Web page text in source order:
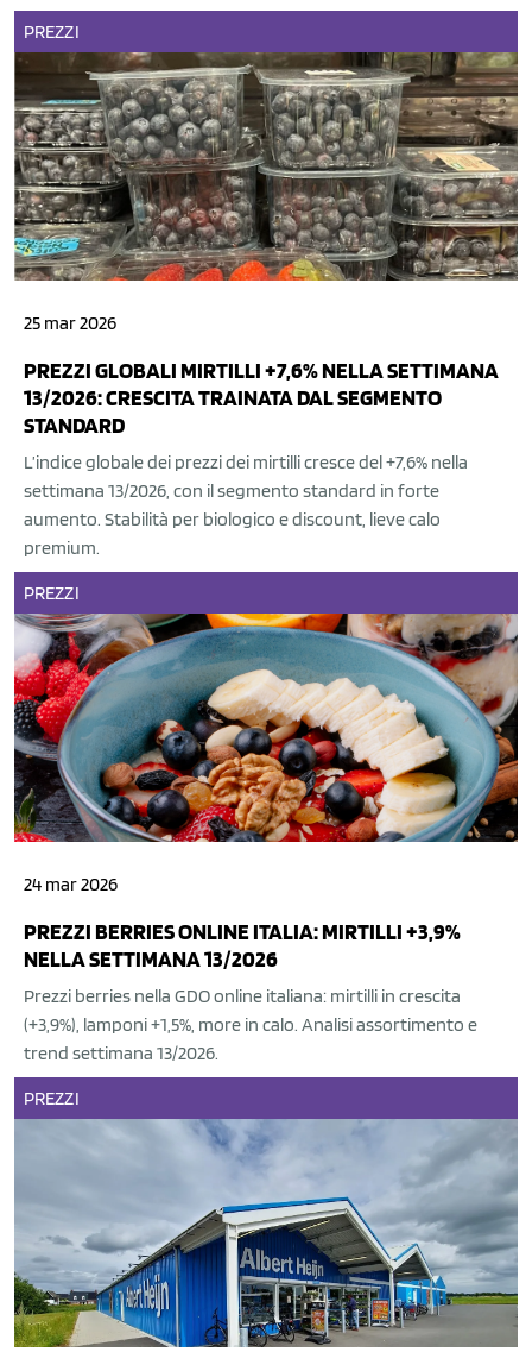
PREZZI
25 mar 2026
PREZZI GLOBALI MIRTILLI +7,6% NELLA SETTIMANA
13/2026: CRESCITA TRAINATA DAL SEGMENTO
STANDARD
L’indice globale dei prezzi dei mirtilli cresce del +7,6% nella
settimana 13/2026, con il segmento standard in forte
aumento. Stabilità per biologico e discount, lieve calo
premium.
PREZZI
24 mar 2026
PREZZI BERRIES ONLINE ITALIA: MIRTILLI +3,9%
NELLA SETTIMANA 13/2026
Prezzi berries nella GDO online italiana: mirtilli in crescita
(+3,9%), lamponi +1,5%, more in calo. Analisi assortimento e
trend settimana 13/2026.
PREZZI